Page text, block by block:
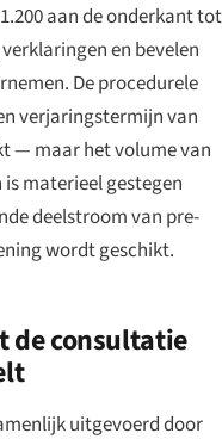
aan de onderkant tot
en bevelen
De procedurele
verjaringstermijn van
— maar het volume van
materieel gestegen
deelstroom van pre-
wordt geschikt.
de consultatie
uitgevoerd door